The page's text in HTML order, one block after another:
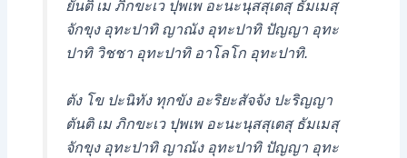
ยันติ เม ภิกขะเว ปุพเพ อะนะนุสสุเตสุ ธัมเมสุ
จักขุง อุทะปาทิ ญาณัง อุทะปาทิ ปัญญา อุทะ
ปาทิ วิชชา อุทะปาทิ อาโลโก อุทะปาทิ.
ตัง โข ปะนิทัง ทุกขัง อะริยะสัจจัง ปะริญญา
ตันติ เม ภิกขะเว ปุพเพ อะนะนุสสุเตสุ ธัมเมสุ
จักขุง อุทะปาทิ ญาณัง อุทะปาทิ ปัญญา อุทะ